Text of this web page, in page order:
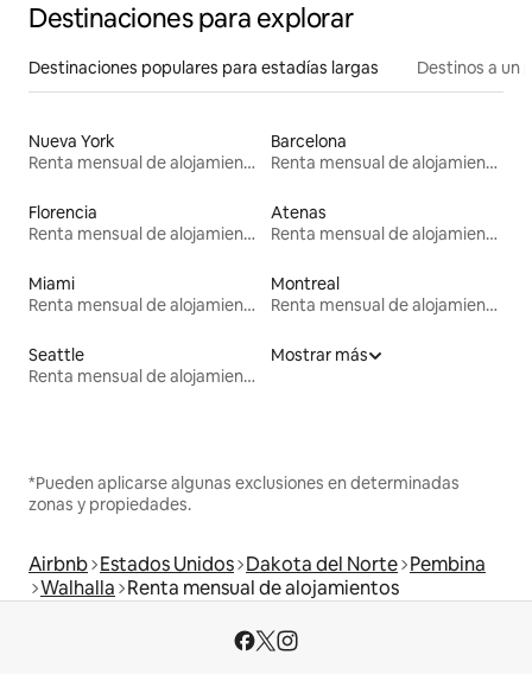
Destinaciones para explorar
Destinaciones populares para estadías largas Destinos a un
Nueva York
Renta mensual de alojamientos
Barcelona
Renta mensual de alojamientos
Florencia
Renta mensual de alojamientos
Atenas
Renta mensual de alojamientos
Miami
Renta mensual de alojamientos
Montreal
Renta mensual de alojamientos
Seattle
Renta mensual de alojamientos
Mostrar más
*Pueden aplicarse algunas exclusiones en determinadas
zonas y propiedades.
Airbnb Estados Unidos Dakota del Norte Pembina
Walhalla Renta mensual de alojamientos